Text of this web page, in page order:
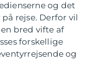
og det
rejse. Derfor vil
bred vifte af
forskellige
og